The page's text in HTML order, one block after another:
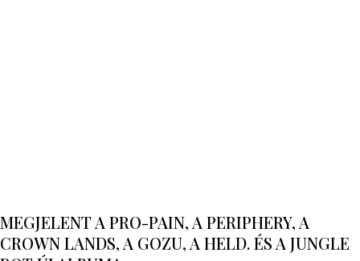
MEGJELENT A PRO-PAIN, A PERIPHERY, A
CROWN LANDS, A GOZU, A HELD. ÉS A JUNGLE